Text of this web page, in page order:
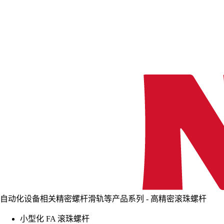
自动化设备相关精密螺杆滑轨等产品系列 - 高精密滚珠螺杆
小型化 FA 滚珠螺杆